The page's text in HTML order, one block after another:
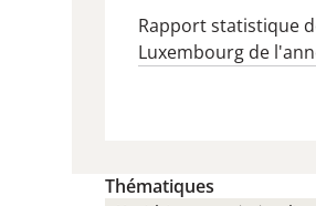
Rapport statistique
Luxembourg de
Thématiques